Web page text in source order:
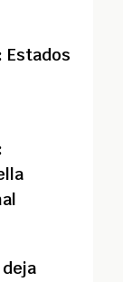
Estados